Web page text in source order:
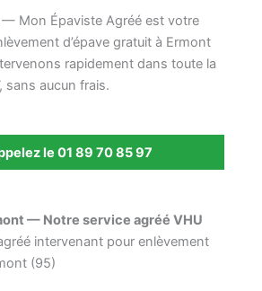
Mon Épaviste Agréé est votre
d’épave gratuit à Ermont
rapidement dans toute la
sans aucun frais.
le 01 89 70 85 97
— Notre service agréé VHU